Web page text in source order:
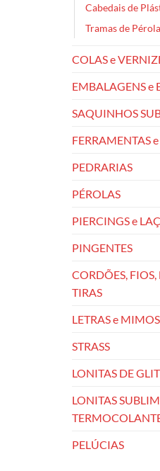
Cabedais de
Tramas de
COLAS e
EMBALAGENS e
SAQUINHOS
FERRAMENTAS
PEDRARIAS
PÉROLAS
PIERCINGS e
PINGENTES
CORDÕES,
TIRAS
LETRAS e
STRASS
LONITAS DE
LONITAS
PELÚCIAS